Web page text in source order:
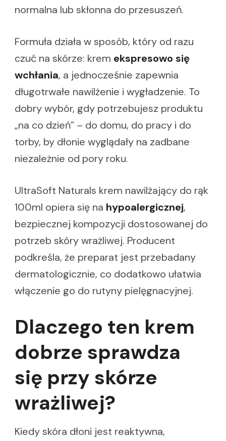
normalna lub skłonna do przesuszeń.
Formuła działa w sposób, który od razu
czuć na skórze: krem ekspresowo się
wchłania, a jednocześnie zapewnia
długotrwałe nawilżenie i wygładzenie. To
dobry wybór, gdy potrzebujesz produktu
„na co dzień” – do domu, do pracy i do
torby, by dłonie wyglądały na zadbane
niezależnie od pory roku.
UltraSoft Naturals krem nawilżający do rąk
100ml opiera się na hypoalergicznej,
bezpiecznej kompozycji dostosowanej do
potrzeb skóry wrażliwej. Producent
podkreśla, że preparat jest przebadany
dermatologicznie, co dodatkowo ułatwia
włączenie go do rutyny pielęgnacyjnej.
Dlaczego ten krem
dobrze sprawdza
się przy skórze
wrażliwej?
Kiedy skóra dłoni jest reaktywna,